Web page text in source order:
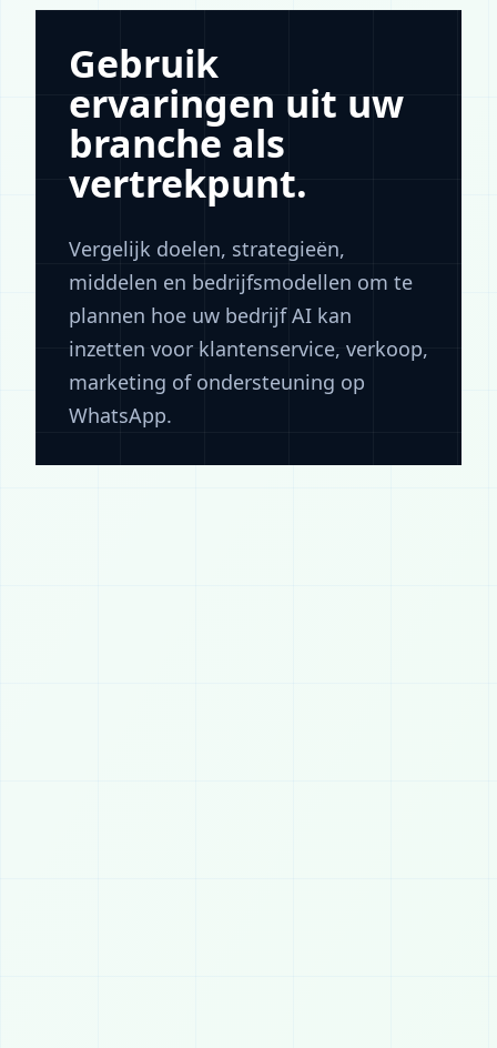
Gebruik
ervaringen uit uw
branche als
vertrekpunt.
Vergelijk doelen, strategieën,
middelen en bedrijfsmodellen om te
plannen hoe uw bedrijf AI kan
inzetten voor klantenservice, verkoop,
marketing of ondersteuning op
WhatsApp.